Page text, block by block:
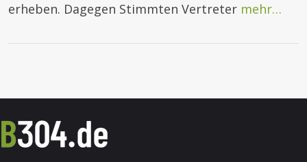
erheben. Dagegen Stimmten Vertreter mehr…